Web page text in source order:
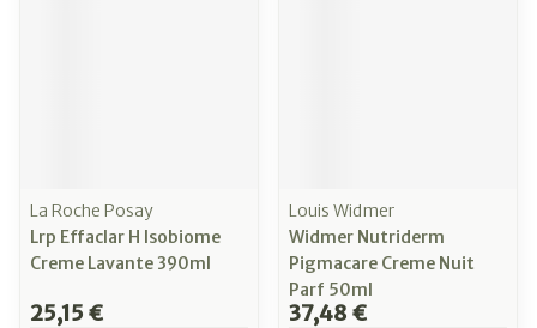
La Roche Posay
Lrp Effaclar H Isobiome
Creme Lavante 390ml
25,15 €
Louis Widmer
Widmer Nutriderm
Pigmacare Creme Nuit
Parf 50ml
37,48 €